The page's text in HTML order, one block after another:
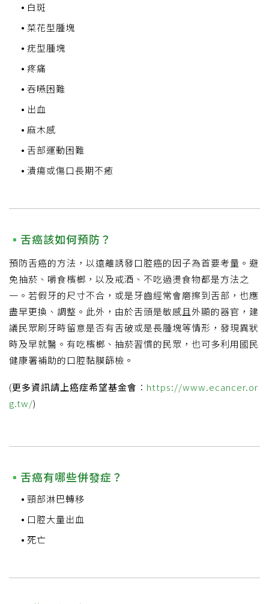
白斑
菜花型腫塊
疣型腫塊
疼痛
吞嚥困難
出血
麻木感
舌部運動困難
潰瘍或傷口長期不癒
舌癌該如何預防？
預防舌癌的方法，以遠離誘發口腔癌的因子為首要考量。避
免抽菸、嚼食檳榔，以及戒酒、不吃過燙食物都是方法之
一。若假牙的尺寸不合，或是牙齒經常會磨擦到舌部，也應
盡早更換、調整。此外，由於舌頭是敏感且外顯的器官，建
議民眾刷牙時留意是否有舌破或是長腫塊等情形，發現異狀
時及早就醫。有吃檳榔、抽菸習慣的民眾，也可多利用國民
健康署補助的口腔黏膜篩檢。
(更多資訊請上癌症希望基金會 ： https://www.ecancer.or
g.tw/)
舌癌有哪些併發症？
頸部淋巴轉移
口腔大量出血
死亡